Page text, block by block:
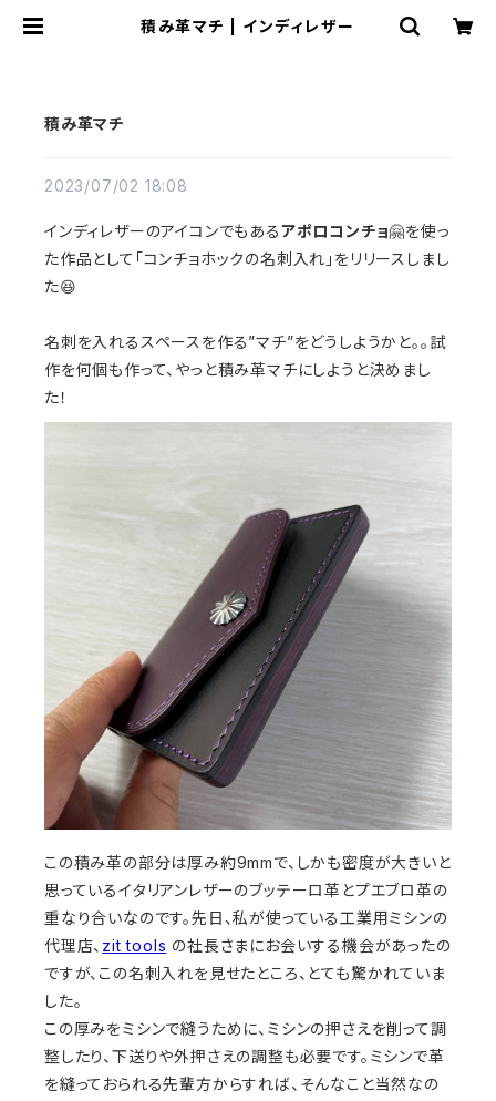
積み革マチ | インディレザー
積み革マチ
2023/07/02 18:08
インディレザーのアイコンでもあるアポロコンチョ🤗を使っ
た作品として「コンチョホックの名刺入れ」をリリースしまし
た😆
名刺を入れるスペースを作る”マチ”をどうしようかと。。試
作を何個も作って、やっと積み革マチにしようと決めまし
た！
この積み革の部分は厚み約9mmで、しかも密度が大きいと
思っているイタリアンレザーのブッテーロ革とプエブロ革の
重なり合いなのです。先日、私が使っている工業用ミシンの
代理店、 zit tools の社長さまにお会いする機会があったの
ですが、この名刺入れを見せたところ、とても驚かれていま
した。
この厚みをミシンで縫うために、ミシンの押さえを削って調
整したり、下送りや外押さえの調整も必要です。ミシンで革
を縫っておられる先輩方からすれば、そんなこと当然なの